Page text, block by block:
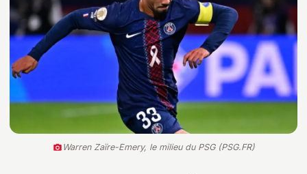
Warren Zaïre-Emery, le milieu du PSG (PSG.FR)